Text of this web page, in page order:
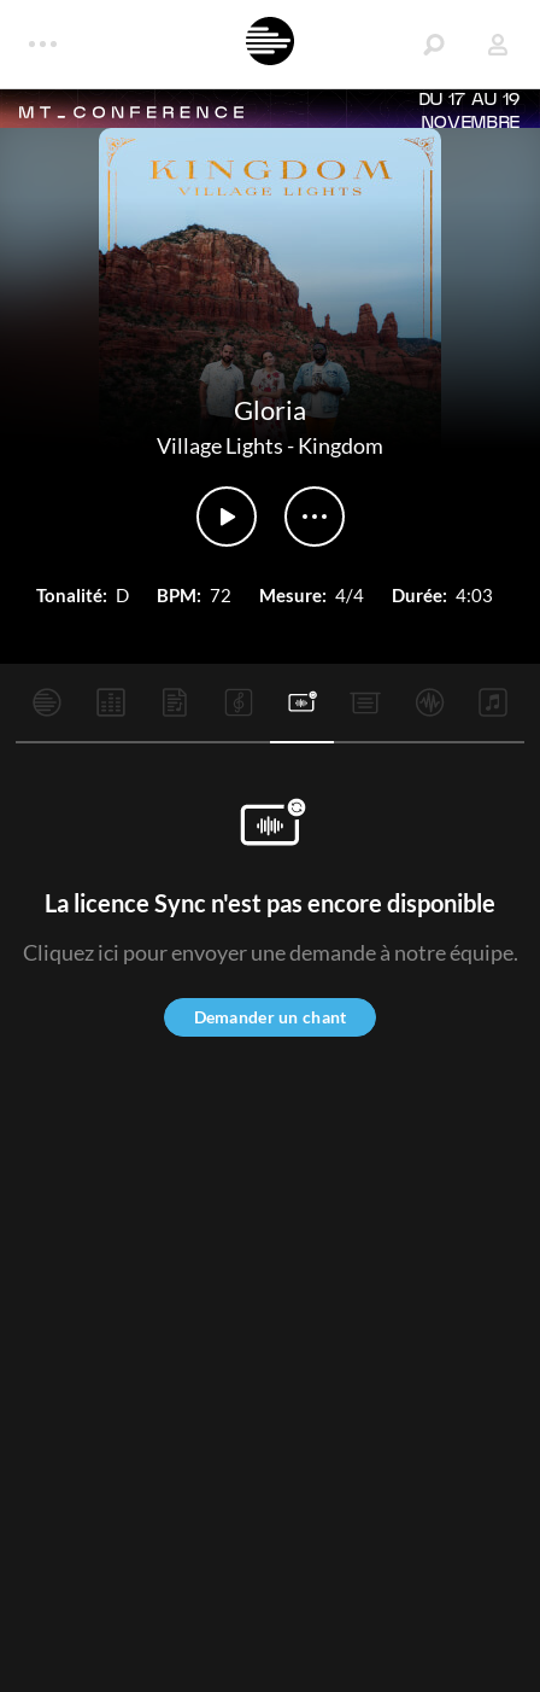
DU 17 AU 19
NOVEMBRE
Gloria
Village Lights-Kingdom
Tonalité: D BPM: 72 Mesure: 4/4 Durée: 4:03
La licence Sync n'est pas encore disponible
Cliquez ici pour envoyer une demande à notre équipe.
Demander un chant